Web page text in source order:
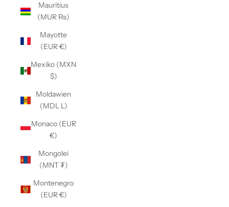
Mauritius
(MUR ₨)
Mayotte
(EUR €)
Mexiko (MXN
$)
Moldawien
(MDL L)
Monaco (EUR
€)
Mongolei
(MNT ₮)
Montenegro
(EUR €)